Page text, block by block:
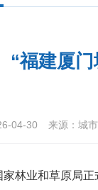
“福建厦
04-30 来源：城
家林业和草原局